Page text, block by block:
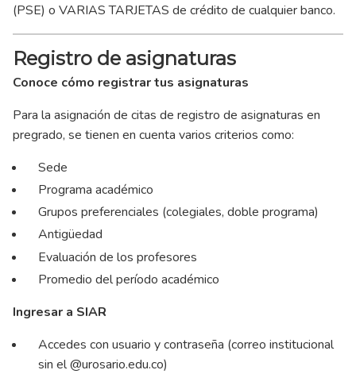
(PSE) o VARIAS TARJETAS de crédito de cualquier banco.
Registro de asignaturas
Conoce cómo registrar tus asignaturas
Para la asignación de citas de registro de asignaturas en
pregrado, se tienen en cuenta varios criterios como:
Sede
Programa académico
Grupos preferenciales (colegiales, doble programa)
Antigüedad
Evaluación de los profesores
Promedio del período académico
Ingresar a SIAR
Accedes con usuario y contraseña (correo institucional
sin el @urosario.edu.co)